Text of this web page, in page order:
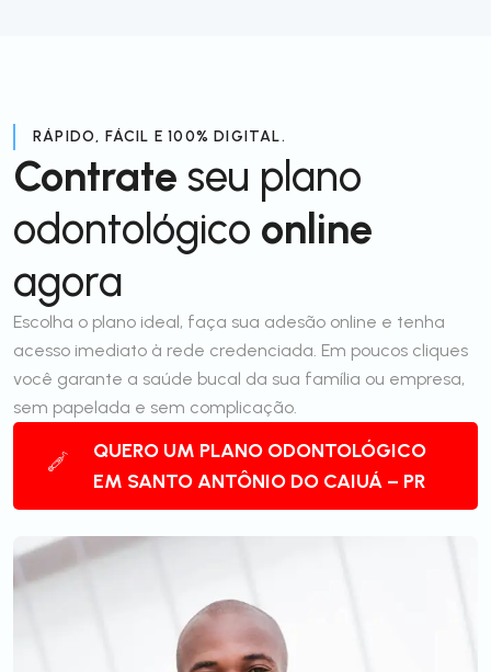
RÁPIDO, FÁCIL E 100% DIGITAL.
Contrate seu plano
odontológico online
agora
Escolha o plano ideal, faça sua adesão online e tenha
acesso imediato à rede credenciada. Em poucos cliques
você garante a saúde bucal da sua família ou empresa,
sem papelada e sem complicação.
QUERO UM PLANO ODONTOLÓGICO
EM SANTO ANTÔNIO DO CAIUÁ – PR